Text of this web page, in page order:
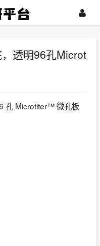
透明96孔Microt
孔 Microtiter™ 微孔板